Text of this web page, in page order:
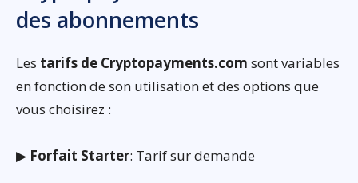
des abonnements
Les tarifs de Cryptopayments.com sont variables
en fonction de son utilisation et des options que
vous choisirez :
▶ Forfait Starter: Tarif sur demande